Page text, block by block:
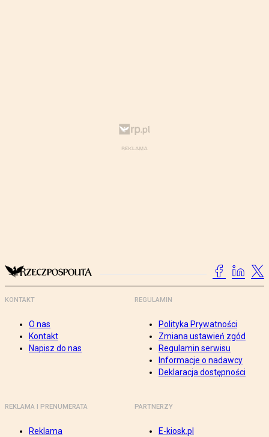
KONTAKT
O nas
Kontakt
Napisz do nas
REGULAMIN
Polityka Prywatności
Zmiana ustawień zgód
Regulamin serwisu
Informacje o nadawcy
Deklaracja dostępności
REKLAMA I PRENUMERATA
Reklama
PARTNERZY
E-kiosk.pl